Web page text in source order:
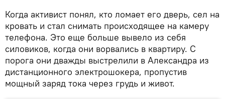
Когда активист понял, кто ломает его дверь, сел на
кровать и стал снимать происходящее на камеру
телефона. Это еще больше вывело из себя
силовиков, когда они ворвались в квартиру. С
порога они дважды выстрелили в Александра из
дистанционного электрошокера, пропустив
мощный заряд тока через грудь и живот.